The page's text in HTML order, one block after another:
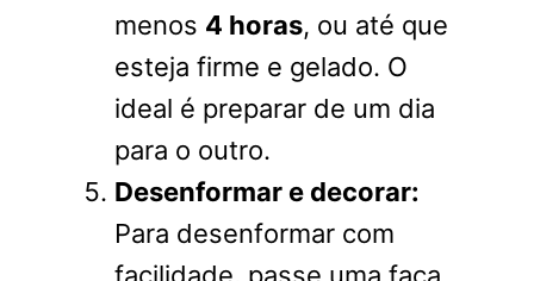
menos 4 horas, ou até que
esteja firme e gelado. O
ideal é preparar de um dia
para o outro.
Desenformar e decorar:
Para desenformar com
facilidade, passe uma faca